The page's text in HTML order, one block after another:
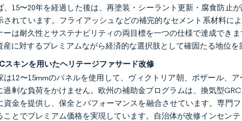
、15〜20年を経過した後は、再塗装・シーラント更新・腐食防止
されています。フライアッシュなどの補完的なセメント系材料に
ーは耐久性とサステナビリティの両目標を一つの仕様で達成でき
産に対するプレミアムながら経済的な選択肢として確固たる地位を
スキンを用いたヘリテージファサード改修
は12〜15mmのパネルを使用して、ヴィクトリア朝、ボザール、
過剰な負荷をかけません。欧州の補助金プログラムは、換気型
資金を提供し、保全とパフォーマンスを融合させています。専門
ことでプレミアム価格を実現しています。自治体が改修インセン